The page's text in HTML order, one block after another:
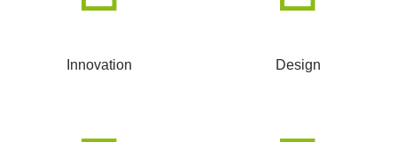
Innovation Design